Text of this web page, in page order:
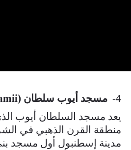
4- مسجد أيوب سلطان (Eyüp Sultan Camii)
يعد مسجد السلطان أيوب
منطقة القرن الذهبي في
مدينة إسطنبول أول مسجد